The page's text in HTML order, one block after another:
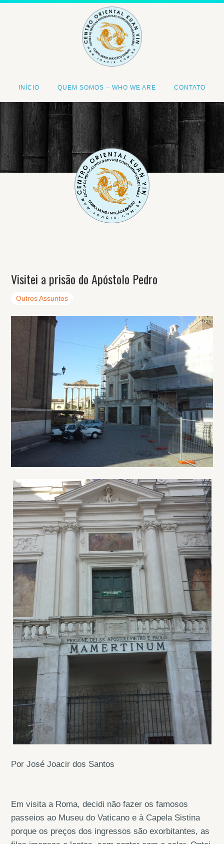
INÍCIO QUEM SOMOS – WHO WE ARE CONTATO
<
Visitei a prisão do Apóstolo Pedro
Outros Assuntos
Por José Joacir dos Santos
Em visita a Roma, decidi não fazer os famosos
passeios ao Museu do Vaticano e à Capela Sistina
porque os preços dos ingressos são exorbitantes, as